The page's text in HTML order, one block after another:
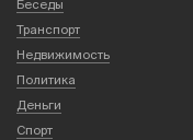
Беседы
Транспорт
Недвижимость
Политика
Деньги
Спорт